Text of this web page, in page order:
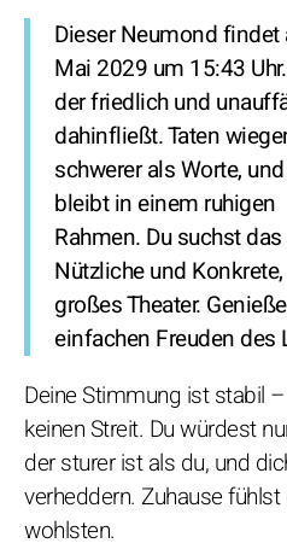
Dieser Neumond findet
Mai 2029 um 15:43
der friedlich und
dahinfließt. Taten
schwerer als Worte,
bleibt in einem ruhigen
Rahmen. Du suchst das
Nützliche und
großes Theater.
einfachen Freuden des
Deine Stimmung ist stabil
keinen Streit. Du würdest
der sturer ist als du, und
verheddern. Zuhause
wohlsten.